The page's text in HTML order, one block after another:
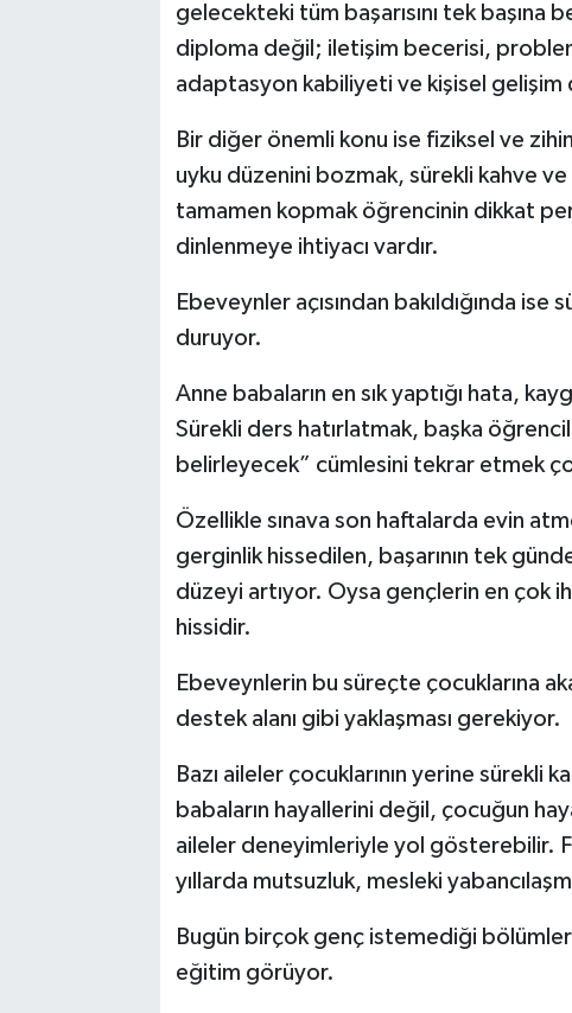
gelecekteki tüm başarısını tek başına
diploma değil; iletişim becerisi,
adaptasyon kabiliyeti ve kişisel gelişim
Bir diğer önemli konu ise fiziksel ve
uyku düzenini bozmak, sürekli kahve
tamamen kopmak öğrencinin dikkat
dinlenmeye ihtiyacı vardır.
Ebeveynler açısından bakıldığında
duruyor.
Anne babaların en sık yaptığı hata,
Sürekli ders hatırlatmak, başka
belirleyecek” cümlesini tekrar etmek
Özellikle sınava son haftalarda evin
gerginlik hissedilen, başarının tek
düzeyi artıyor. Oysa gençlerin en çok
hissidir.
Ebeveynlerin bu süreçte çocuklarına
destek alanı gibi yaklaşması gerekiyor.
Bazı aileler çocuklarının yerine sürekli
babaların hayallerini değil, çocuğun
aileler deneyimleriyle yol gösterebilir.
yıllarda mutsuzluk, mesleki
Bugün birçok genç istemediği
eğitim görüyor.